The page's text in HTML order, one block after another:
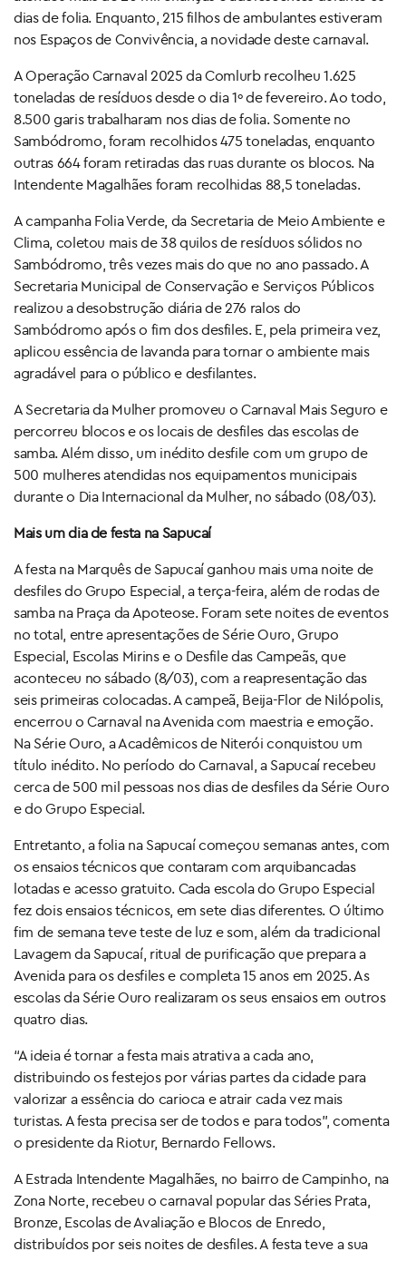
dias de folia. Enquanto, 215 filhos de ambulantes estiveram
nos Espaços de Convivência, a novidade deste carnaval.
A Operação Carnaval 2025 da Comlurb recolheu 1.625
toneladas de resíduos desde o dia 1º de fevereiro. Ao todo,
8.500 garis trabalharam nos dias de folia. Somente no
Sambódromo, foram recolhidos 475 toneladas, enquanto
outras 664 foram retiradas das ruas durante os blocos. Na
Intendente Magalhães foram recolhidas 88,5 toneladas.
A campanha Folia Verde, da Secretaria de Meio Ambiente e
Clima, coletou mais de 38 quilos de resíduos sólidos no
Sambódromo, três vezes mais do que no ano passado. A
Secretaria Municipal de Conservação e Serviços Públicos
realizou a desobstrução diária de 276 ralos do
Sambódromo após o fim dos desfiles. E, pela primeira vez,
aplicou essência de lavanda para tornar o ambiente mais
agradável para o público e desfilantes.
A Secretaria da Mulher promoveu o Carnaval Mais Seguro e
percorreu blocos e os locais de desfiles das escolas de
samba. Além disso, um inédito desfile com um grupo de
500 mulheres atendidas nos equipamentos municipais
durante o Dia Internacional da Mulher, no sábado (08/03).
Mais um dia de festa na Sapucaí
A festa na Marquês de Sapucaí ganhou mais uma noite de
desfiles do Grupo Especial, a terça-feira, além de rodas de
samba na Praça da Apoteose. Foram sete noites de eventos
no total, entre apresentações de Série Ouro, Grupo
Especial, Escolas Mirins e o Desfile das Campeãs, que
aconteceu no sábado (8/03), com a reapresentação das
seis primeiras colocadas. A campeã, Beija-Flor de Nilópolis,
encerrou o Carnaval na Avenida com maestria e emoção.
Na Série Ouro, a Acadêmicos de Niterói conquistou um
título inédito. No período do Carnaval, a Sapucaí recebeu
cerca de 500 mil pessoas nos dias de desfiles da Série Ouro
e do Grupo Especial.
Entretanto, a folia na Sapucaí começou semanas antes, com
os ensaios técnicos que contaram com arquibancadas
lotadas e acesso gratuito. Cada escola do Grupo Especial
fez dois ensaios técnicos, em sete dias diferentes. O último
fim de semana teve teste de luz e som, além da tradicional
Lavagem da Sapucaí, ritual de purificação que prepara a
Avenida para os desfiles e completa 15 anos em 2025. As
escolas da Série Ouro realizaram os seus ensaios em outros
quatro dias.
“A ideia é tornar a festa mais atrativa a cada ano,
distribuindo os festejos por várias partes da cidade para
valorizar a essência do carioca e atrair cada vez mais
turistas. A festa precisa ser de todos e para todos”, comenta
o presidente da Riotur, Bernardo Fellows.
A Estrada Intendente Magalhães, no bairro de Campinho, na
Zona Norte, recebeu o carnaval popular das Séries Prata,
Bronze, Escolas de Avaliação e Blocos de Enredo,
distribuídos por seis noites de desfiles. A festa teve a sua